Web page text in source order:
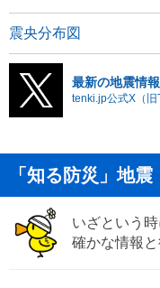
震央分布図
最新の地震情
tenki.jp公式X（旧
「知る防災」地震
いざという
確かな情報